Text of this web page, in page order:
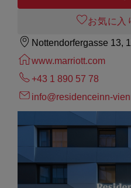
お気に入
Nottendorfergasse 13,
www.marriott.com
+43 1 890 57 78
info@residenceinn-